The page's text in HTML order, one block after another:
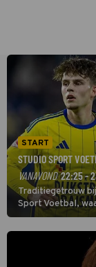
START
STUDIO SPORT
VANAVOND 22:25 -
Traditiegetrouw
Sport Voetbal,
eerste wedstrijd
oefenmeester is